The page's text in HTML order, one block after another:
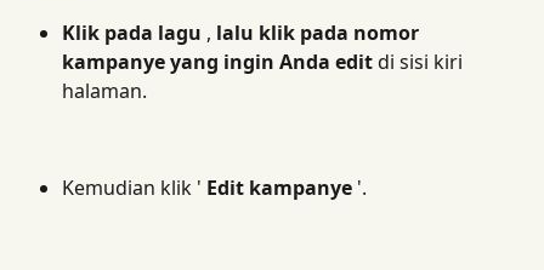
Klik pada lagu , lalu klik pada nomor
kampanye yang ingin Anda edit di sisi kiri
halaman.
Kemudian klik ' Edit kampanye '.